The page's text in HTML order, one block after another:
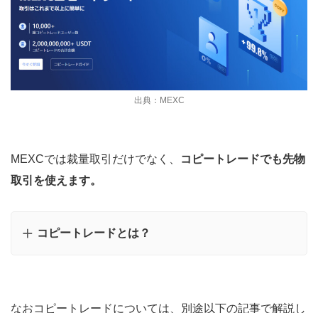
出典：MEXC
MEXCでは裁量取引だけでなく、
コピートレードでも先物
取引を使えます。
コピートレードとは？
なおコピートレードについては、別途以下の記事で解説し